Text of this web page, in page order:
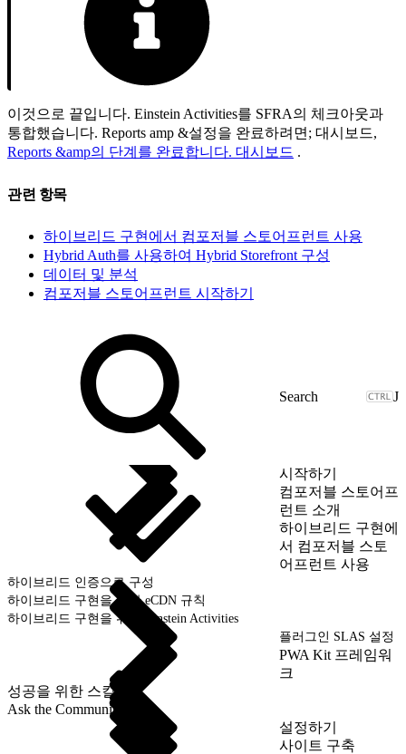
이것으로 끝입니다. Einstein Activities를 SFRA의 체크아웃과
통합했습니다. Reports amp &설정을 완료하려면; 대시보드,
Reports &amp의 단계를 완료합니다. 대시보드 .
관련 항목
하이브리드 구현에서 컴포저블 스토어프런트 사용
Hybrid Auth를 사용하여 Hybrid Storefront 구성
데이터 및 분석
컴포저블 스토어프런트 시작하기
J
시작하기
컴포저블 스토어프
런트 소개
하이브리드 구현에
서 컴포저블 스토
어프런트 사용
하이브리드 인증으로 구성
하이브리드 구현을 위한 eCDN 규칙
하이브리드 구현을 위한 Einstein Activities
플러그인 SLAS 설정
PWA Kit 프레임워
크
성공을 위한 스킬
Ask the Community
설정하기
사이트 구축